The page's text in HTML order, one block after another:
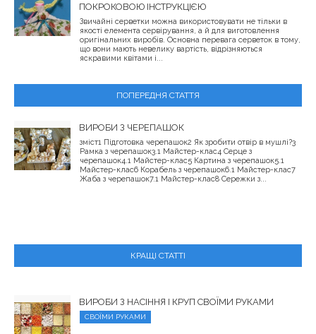
ПОКРОКОВОЮ ІНСТРУКЦІЄЮ
Звичайні серветки можна використовувати не тільки в
якості елемента сервірування, а й для виготовлення
оригінальних виробів. Основна перевага серветок в тому,
що вони мають невелику вартість, відрізняються
яскравими квітами і...
ПОПЕРЕДНЯ СТАТТЯ
ВИРОБИ З ЧЕРЕПАШОК
зміст1 Підготовка черепашок2 Як зробити отвір в мушлі?3
Рамка з черепашок3.1 Майстер-клас4 Серце з
черепашок4.1 Майстер-клас5 Картина з черепашок5.1
Майстер-клас6 Корабель з черепашок6.1 Майстер-клас7
Жаба з черепашок7.1 Майстер-клас8 Сережки з...
КРАЩІ СТАТТІ
ВИРОБИ З НАСІННЯ І КРУП СВОЇМИ РУКАМИ
СВОЇМИ РУКАМИ